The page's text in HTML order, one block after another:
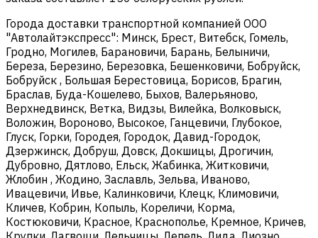
Города доставки транспортной компанией ООО
"Автолайтэкспресс": Минск, Брест, Витебск, Гомель,
Гродно, Могилев, Барановичи, Барань, Белыничи,
Береза, Березино, Березовка, Бешенковичи, Бобруйск,
Бобруйск , Большая Берестовица, Борисов, Брагин,
Браслав, Буда-Кошелево, Быхов, Валерьяново,
Верхнедвинск, Ветка, Видзы, Вилейка, Волковыск,
Воложин, Вороново, Высокое, Ганцевичи, Глубокое,
Глуск, Горки, Городея, Городок, Давид-Городок,
Дзержинск, Добруш, Довск, Докшицы, Дрогичин,
Дубровно, Дятлово, Ельск, Жабинка, Житковичи,
Жлобин , Жодино, Заславль, Зельва, Иваново,
Ивацевичи, Ивье, Калинковичи, Клецк, Климовичи,
Кличев, Кобрин, Копыль, Кореличи, Корма,
Костюковичи, Красное, Краснополье, Кремное, Кричев,